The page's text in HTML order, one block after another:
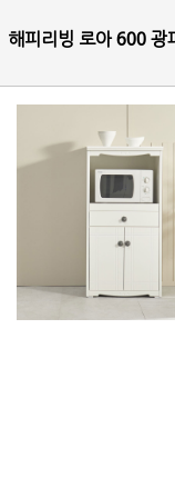
해피리빙 로아 600 광